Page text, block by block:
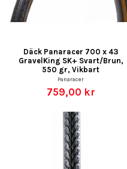
Däck Panaracer 700 x 43
GravelKing SK+ Svart/Brun,
550 gr, Vikbart
Panaracer
759,00 kr